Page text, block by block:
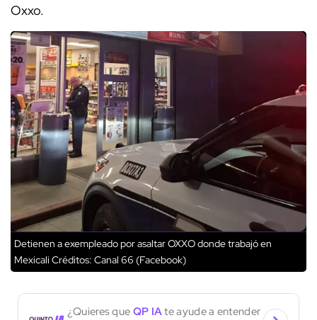
Oxxo.
Detienen a exempleado por asaltar OXXO donde trabajó en
Mexicali Créditos: Canal 66 (Facebook)
¿Quieres que QP IAte ayude a entender